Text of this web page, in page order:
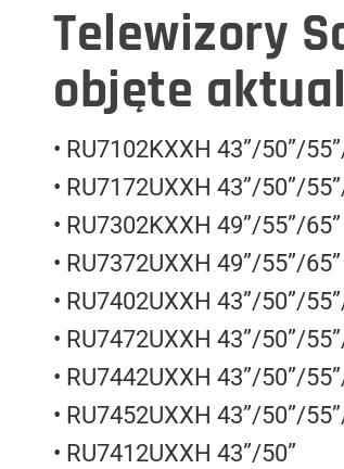
Telewizory
objęte
• RU7102KXXH 43”/50”/
• RU7172UXXH 43”/50”/
• RU7302KXXH 49”/55”/65”
• RU7372UXXH 49”/55”/65”
• RU7402UXXH 43”/50”/
• RU7472UXXH 43”/50”/
• RU7442UXXH 43”/50”/
• RU7452UXXH 43”/50”/
• RU7412UXXH 43”/50”